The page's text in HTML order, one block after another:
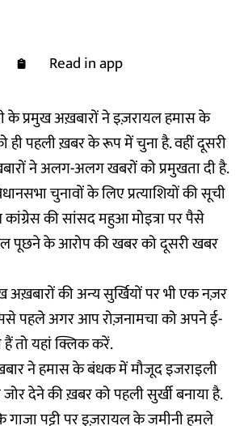
Read in app
के प्रमुख अख़बारों ने इज़रायल हमास के
ही पहली ख़बर के रूप में चुना है. वहीं दूसरी
ने अलग-अलग खबरों को प्रमुखता दी है.
चुनावों के लिए प्रत्याशियों की सूची
की सांसद महुआ मोइत्रा पर पैसे
पूछने के आरोप की खबर को दूसरी खबर
की अन्य सुर्खियों पर भी एक नज़र
पहले अगर आप रोज़नामचा को अपने ई-
हैं तोयहांक्लिक करें.
ने हमास के बंधक में मौजूद इजराइली
जोर देने की ख़बर को पहली सुर्खी बनाया है.
गाजा पट्टी पर इज़रायल के जमीनी हमले